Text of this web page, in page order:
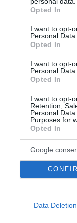
grant or deny
use your data for
consent section.
Opted In
I want to opt-
Personal Data.
Opted In
I want to opt-
Personal Data
Opted In
I want to opt-
Retention,
Personal
Purposes for
Opted In
Google
Data Deletion
Η Λίλα
της παιδί,
περί... λαού και
07.08.2026, 22:23
Βάλθηκε να
συμπερίληψης και